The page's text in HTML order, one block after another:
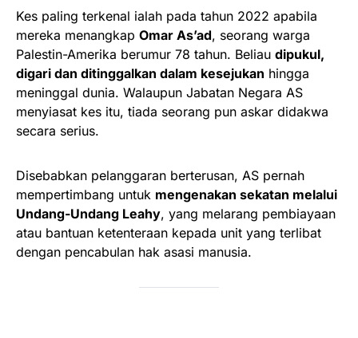
Kes paling terkenal ialah pada tahun 2022 apabila
mereka menangkap Omar As’ad, seorang warga
Palestin-Amerika berumur 78 tahun. Beliau dipukul,
digari dan ditinggalkan dalam kesejukan hingga
meninggal dunia. Walaupun Jabatan Negara AS
menyiasat kes itu, tiada seorang pun askar didakwa
secara serius.
Disebabkan pelanggaran berterusan, AS pernah
mempertimbang untuk mengenakan sekatan melalui
Undang-Undang Leahy, yang melarang pembiayaan
atau bantuan ketenteraan kepada unit yang terlibat
dengan pencabulan hak asasi manusia.